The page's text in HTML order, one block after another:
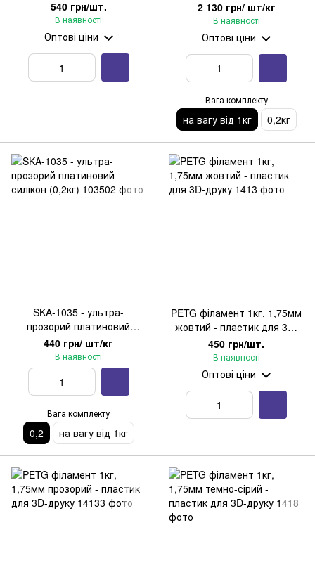
(300мл аерозоль)
540 грн/шт.
В наявності
Оптові ціни
2 130 грн/ шт/кг
В наявності
Оптові ціни
Вага комплекту
на вагу від 1кг 0,2кг
SKA-1035 - ультра-
прозорий платиновий
силікон (0,2кг)
440 грн/ шт/кг
В наявності
Вага комплекту
0,2 на вагу від 1кг
PETG філамент 1кг, 1,75мм
жовтий - пластик для 3D-
друку
450 грн/шт.
В наявності
Оптові ціни